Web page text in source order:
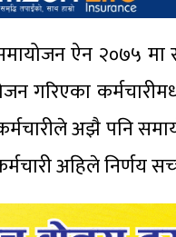
ऐन २०७५ मा
गरिएका
अझै पनि
अहिले निर्णय